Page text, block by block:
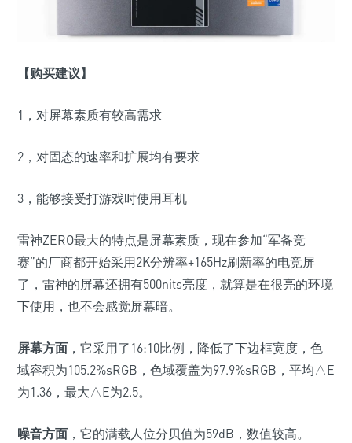
【购买建议】
1，对屏幕素质有较高需求
2，对固态的速率和扩展均有要求
3，能够接受打游戏时使用耳机
雷神ZERO最大的特点是屏幕素质，现在参加“军备竞
赛”的厂商都开始采用2K分辨率+165Hz刷新率的电竞屏
了，雷神的屏幕还拥有500nits亮度，就算是在很亮的环境
下使用，也不会感觉屏幕暗。
屏幕方面 ，它采用了16:10比例，降低了下边框宽度， 色
域容积为105.2%sRGB，色域覆盖为97.9%sRGB，平均△E
为1.36，最大△E为2.5。
噪音方面 ，它的满载人位分贝值为59dB，数值较高。